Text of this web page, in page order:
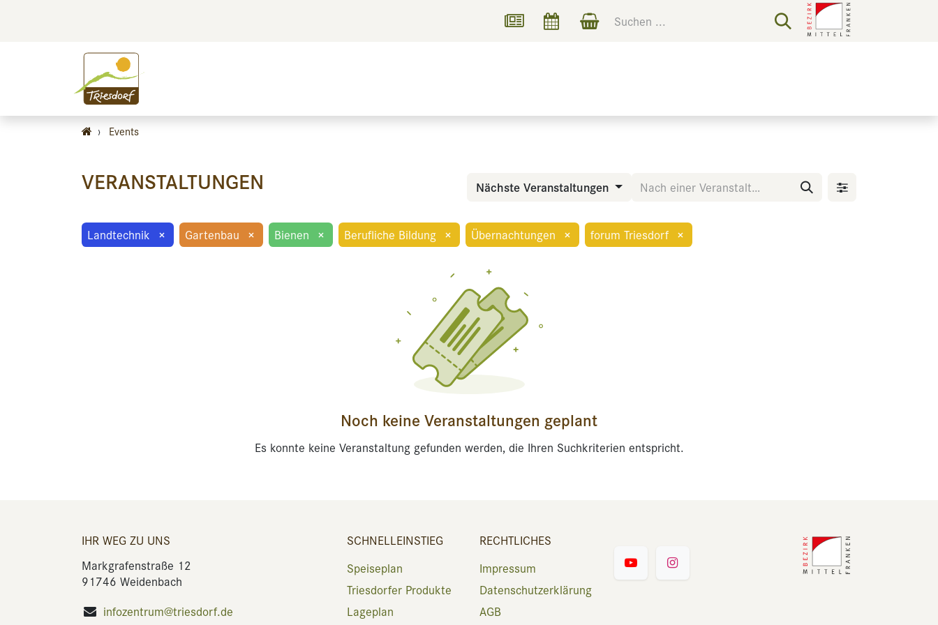
› Events
VERANSTALTUNGEN Nächste Veranstaltungen
Landtechnik × Gartenbau × Bienen × Berufliche Bildung × Übernachtungen × forum Triesdorf ×
Noch keine Veranstaltungen geplant
Es konnte keine Veranstaltung gefunden werden, die Ihren Suchkriterien entspricht.
IHR WEG ZU UNS
Markgrafenstraße 12
91746 Weidenbach
infozentrum@triesdorf.de
SCHNELLEINSTIEG
Speiseplan
Triesdorfer Produkte
Lageplan
RECHTLICHES
Impressum
Datenschutzerklärung
AGB